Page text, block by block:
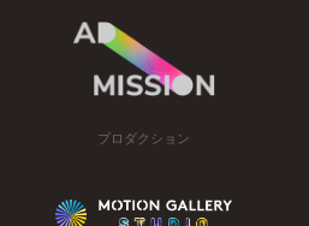
プロダクション